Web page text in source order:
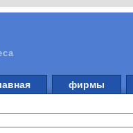
фирмы